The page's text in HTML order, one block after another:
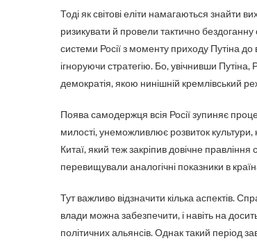
Тоді як світові еліти намагаються знайти
ризикувати й провели тактично
системи Росії з моменту приходу Путіна
ігноруючи стратегію. Бо, увічнивши
демократія, якою нинішній кремлівський
Поява самодержця всія Росії зупиняє
милості, унеможливлює розвиток
Китаї, який теж закріпив довічне
перевищували аналогічні показники в
Тут важливо відзначити кілька аспектів.
влади можна забезпечити, і навіть на
політичних альянсів. Однак такий період